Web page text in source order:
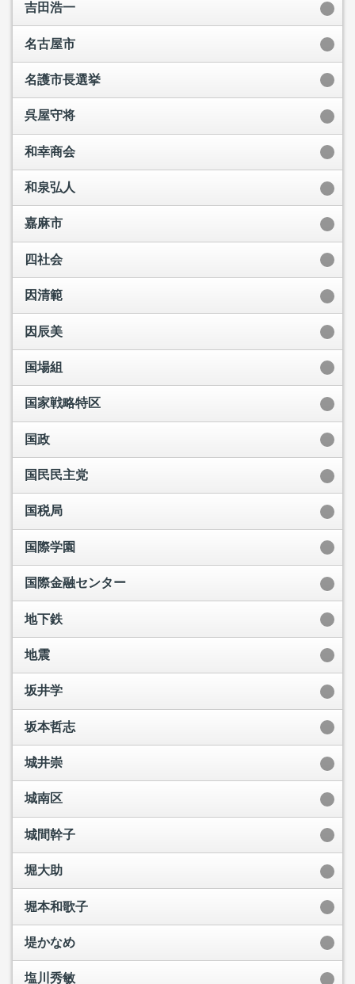
吉田浩一
名古屋市
名護市長選挙
呉屋守将
和幸商会
和泉弘人
嘉麻市
四社会
因清範
因辰美
国場組
国家戦略特区
国政
国民民主党
国税局
国際学園
国際金融センター
地下鉄
地震
坂井学
坂本哲志
城井崇
城南区
城間幹子
堀大助
堀本和歌子
堤かなめ
塩川秀敏